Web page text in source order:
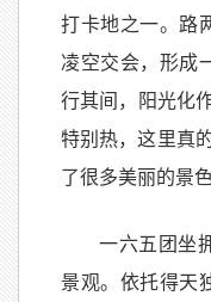
打卡地之一。路
凌空交会，形成
行其间，阳光化
特别热，这里真
了很多美丽的景
一六五团坐
景观。依托得天